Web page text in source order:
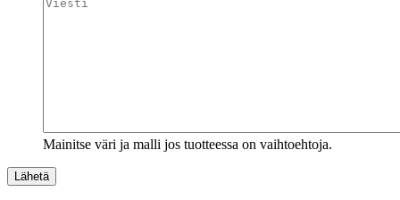
Mainitse väri ja malli jos tuotteessa on vaihtoehtoja.